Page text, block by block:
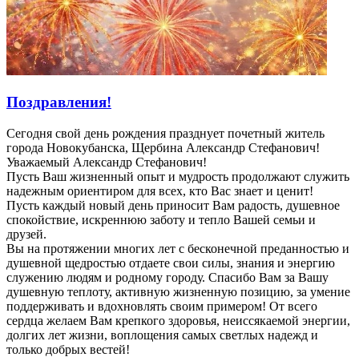
Поздравления!
Сегодня свой день рождения празднует почетный житель
города Новокубанска, Щербина Александр Стефанович!
Уважаемый Александр Стефанович!
Пусть Ваш жизненный опыт и мудрость продолжают служить
надежным ориентиром для всех, кто Вас знает и ценит!
Пусть каждый новый день приносит Вам радость, душевное
спокойствие, искреннюю заботу и тепло Вашей семьи и
друзей.
Вы на протяжении многих лет с бесконечной преданностью и
душевной щедростью отдаете свои силы, знания и энергию
служению людям и родному городу. Спасибо Вам за Вашу
душевную теплоту, активную жизненную позицию, за умение
поддерживать и вдохновлять своим примером! От всего
сердца желаем Вам крепкого здоровья, неиссякаемой энергии,
долгих лет жизни, воплощения самых светлых надежд и
только добрых вестей!